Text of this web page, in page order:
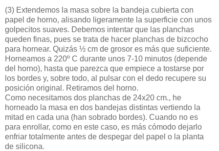
(3) Extendemos la masa sobre la bandeja cubierta con
papel de horno, alisando ligeramente la superficie con unos
golpecitos suaves. Debemos intentar que las planchas
queden finas, pues se trata de hacer planchas de bizcocho
para hornear. Quizás ½ cm de grosor es más que suficiente.
Horneamos a 220º C durante unos 7-10 minutos (depende
del horno), hasta que parezca que empiece a tostarse por
los bordes y, sobre todo, al pulsar con el dedo recupere su
posición original. Retiramos del horno.
Como necesitamos dos planchas de 24x20 cm., he
horneado la masa en dos bandejas distintas vertiendo la
mitad en cada una (han sobrado bordes). Cuando no es
para enrollar, como en este caso, es más cómodo dejarlo
enfriar totalmente antes de despegar del papel o la planta
de silicona.